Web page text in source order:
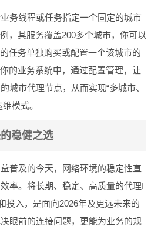
务线程或任务指定一个固定的城市
，其服务覆盖200多个城市，你可以
任务单独购买或配置一个该城市的
的业务系统中，通过配置管理，让
城市代理节点，从而实现“多城市、
模式。
稳健之选
普及的今天，网络环境的稳定性直
率。将长期、稳定、高质量的代理I
投入，是面向2026年及更远未来的
眼前的连接问题，更能为业务的规